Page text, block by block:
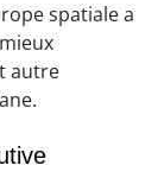
spatiale a
autre